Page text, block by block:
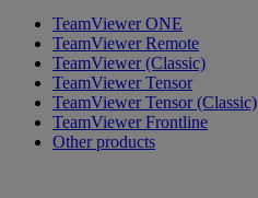
TeamViewer ONE
TeamViewer Remote
TeamViewer (Classic)
TeamViewer Tensor
TeamViewer Tensor (Classic)
TeamViewer Frontline
Other products